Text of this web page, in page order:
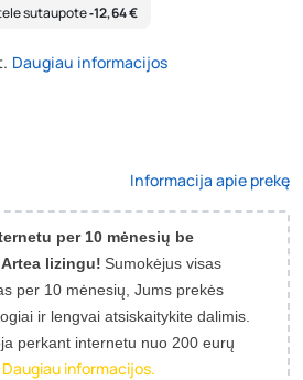
sutaupote‐12,64 €
Daugiau informacijos
Informacija apie prekę
per 10 mėnesių be
lizingu! Sumokėjus visas
per 10 mėnesių, Jums prekės
ir lengvai atsiskaitykite dalimis.
perkant internetu nuo 200 eurų
Daugiau informacijos.